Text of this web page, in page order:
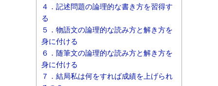
４．記述問題の論理的な書き方を習得す
る
５．物語文の論理的な読み方と解き方を
身に付ける
６．随筆文の論理的な読み方と解き方を
身に付ける
７．結局私は何をすれば成績を上げられ